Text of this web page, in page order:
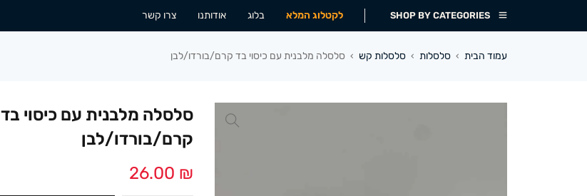
SHOP BY CATEGORIES לקטלוג המלא בלוג אודותנו צרו קשר
עמוד הבית › סלסלות › סלסלות קש › סלסלה מלבנית עם כיסוי בד קרם/בורדו/לבן
סלסלה מלבנית עם כיסוי בד
קרם/בורדו/לבן
26.00 ₪